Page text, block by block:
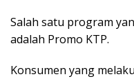
Salah satu program
adalah Promo KTP.
Konsumen yang